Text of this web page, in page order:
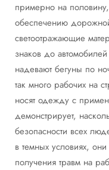
примерно на
обеспечению
светоотражающие
знаков до
надевают бегуны по
так много рабочих на
носят одежду с
демонстрирует,
безопасности всех
в темных условиях,
получения травм на